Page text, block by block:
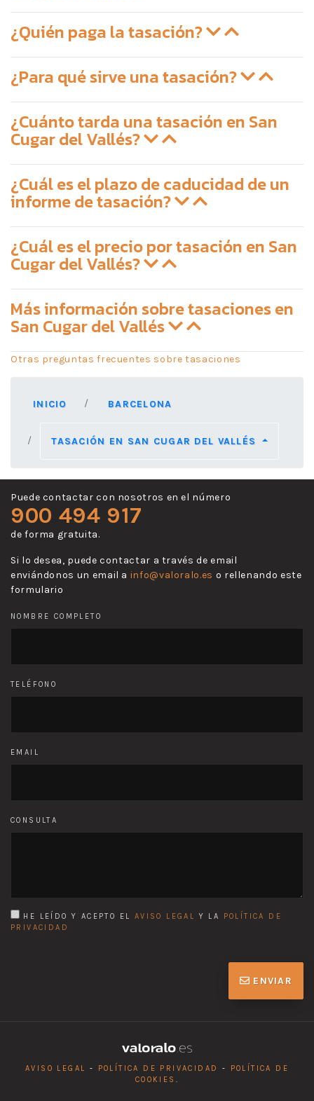
¿Quién paga la tasación?
¿Para qué sirve una tasación?
¿Cuánto tarda una tasación en San
Cugar del Vallés?
¿Cuál es el plazo de caducidad de un
informe de tasación?
¿Cuál es el precio por tasación en San
Cugar del Vallés?
Más información sobre tasaciones en
San Cugar del Vallés
Otras preguntas frecuentes sobre tasaciones
INICIO BARCELONA
TASACIÓN EN SAN CUGAR DEL VALLÉS
Puede contactar con nosotros en el número
900 494 917
de forma gratuita.
Si lo desea, puede contactar a través de email
enviándonos un email a info@valoralo.es o rellenando este
formulario
NOMBRE COMPLETO
TELÉFONO
EMAIL
CONSULTA
HE LEÍDO Y ACEPTO EL AVISO LEGAL Y LA
POLÍTICA DE
PRIVACIDAD
ENVIAR
AVISO LEGAL - POLÍTICA DE PRIVACIDAD -
POLÍTICA DE
COOKIES .